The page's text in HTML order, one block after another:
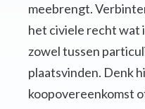
meebrengt.
het civiele recht wat
zowel tussen
plaatsvinden. Denk
koopovereenkomst